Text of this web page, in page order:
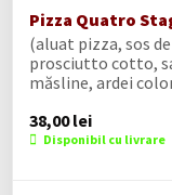
Pizza Quatro
(aluat pizza, sos
prosciutto cotto,
măsline, ardei
38,00lei
Disponibil cu livrare